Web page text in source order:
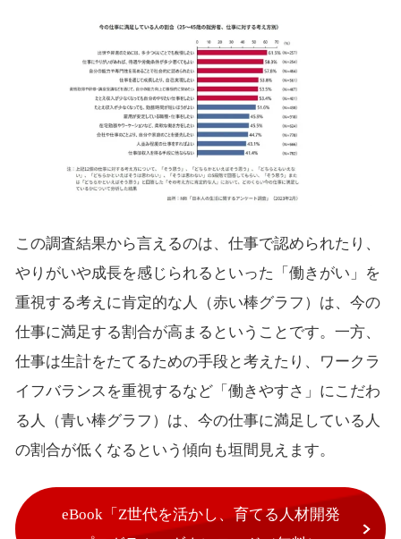
この調査結果から言えるのは、仕事で認められたり、
やりがいや成長を感じられるといった「働きがい」を
重視する考えに肯定的な人（赤い棒グラフ）は、今の
仕事に満足する割合が高まるということです。一方、
仕事は生計をたてるための手段と考えたり、ワークラ
イフバランスを重視するなど「働きやすさ」にこだわ
る人（青い棒グラフ）は、今の仕事に満足している人
の割合が低くなるという傾向も垣間見えます。
eBook「Z世代を活かし、育てる人材開発